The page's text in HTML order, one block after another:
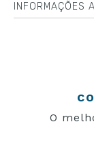
INFORMAÇÕES
O